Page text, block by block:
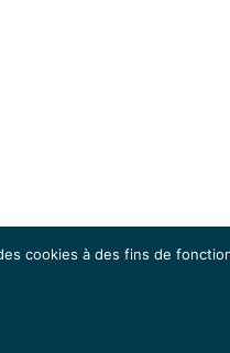
cookies à des fins de